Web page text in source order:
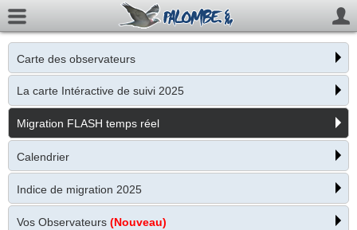
Carte des observateurs
La carte Intéractive de suivi 2025
Migration FLASH temps réel
Calendrier
Indice de migration 2025
Vos Observateurs (Nouveau)